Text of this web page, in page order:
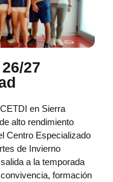
27
en Sierra
alto rendimiento
Centro Especializado
de Invierno
a la temporada
formación